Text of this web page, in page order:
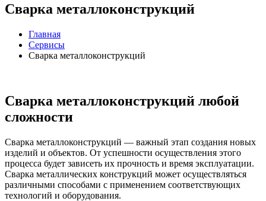
Сварка металлоконструкций
Главная
Сервисы
Сварка металлоконструкций
Сварка металлоконструкций любой
сложности
Сварка металлоконструкций — важный этап создания новых
изделий и объектов. От успешности осуществления этого
процесса будет зависеть их прочность и время эксплуатации.
Сварка металлических конструкций может осуществляться
различными способами с применением соответствующих
технологий и оборудования.